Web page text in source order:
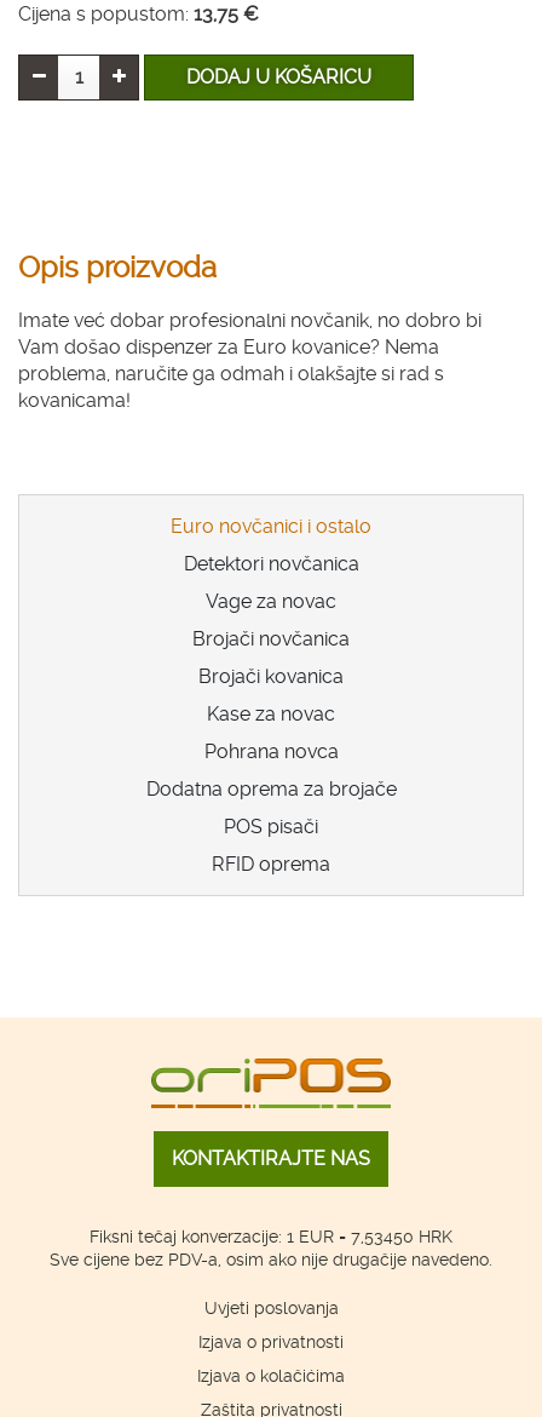
Cijena s popustom: 13,75 €
DODAJ U KOŠARICU
Opis proizvoda
Imate već dobar profesionalni novčanik, no dobro bi
Vam došao dispenzer za Euro kovanice? Nema
problema, naručite ga odmah i olakšajte si rad s
kovanicama!
Euro novčanici i ostalo
Detektori novčanica
Vage za novac
Brojači novčanica
Brojači kovanica
Kase za novac
Pohrana novca
Dodatna oprema za brojače
POS pisači
RFID oprema
KONTAKTIRAJTE NAS
Fiksni tečaj konverzacije: 1 EUR = 7,53450 HRK
Sve cijene bez PDV-a, osim ako nije drugačije navedeno.
Uvjeti poslovanja
Izjava o privatnosti
Izjava o kolačićima
Zaštita privatnosti